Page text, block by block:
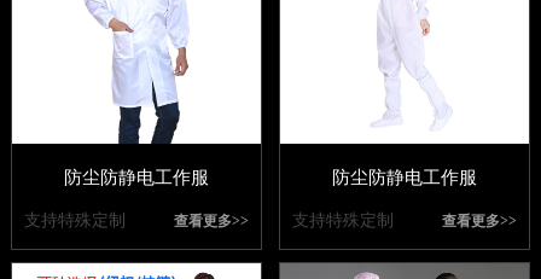
防尘防静电工作服
支持特殊定制 查看更多>>
防尘防静电工作服
支持特殊定制 查看更多>>